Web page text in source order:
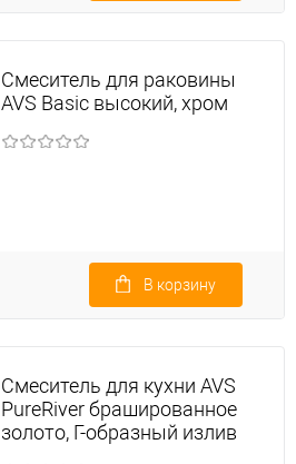
Смеситель для раковины
AVS Basic высокий, хром
В корзину
Смеситель для кухни AVS
PureRiver брашированное
золото, Г-образный излив